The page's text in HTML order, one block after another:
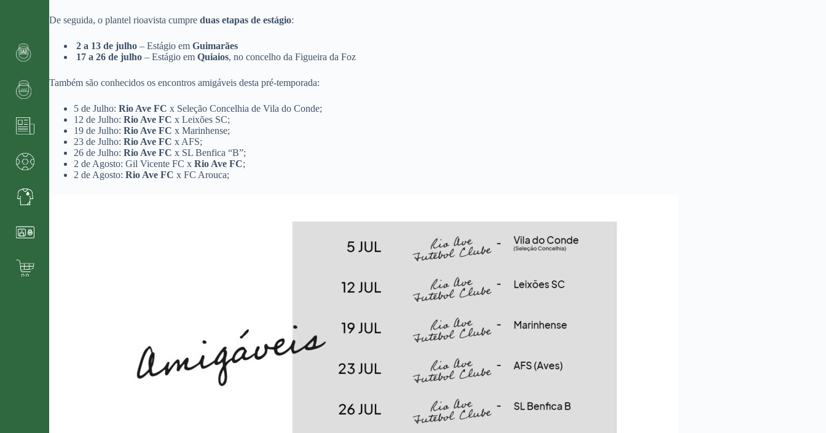
De seguida, o plantel rioavista cumpre duas etapas de estágio:
2 a 13 de julho – Estágio em Guimarães
17 a 26 de julho – Estágio em Quiaios, no concelho da Figueira da Foz
Também são conhecidos os encontros amigáveis desta pré-temporada:
5 de Julho: Rio Ave FC x Seleção Concelhia de Vila do Conde;
12 de Julho: Rio Ave FC x Leixões SC;
19 de Julho: Rio Ave FC x Marinhense;
23 de Julho: Rio Ave FC x AFS;
26 de Julho: Rio Ave FC x SL Benfica “B”;
2 de Agosto: Gil Vicente FC x Rio Ave FC;
2 de Agosto: Rio Ave FC x FC Arouca;